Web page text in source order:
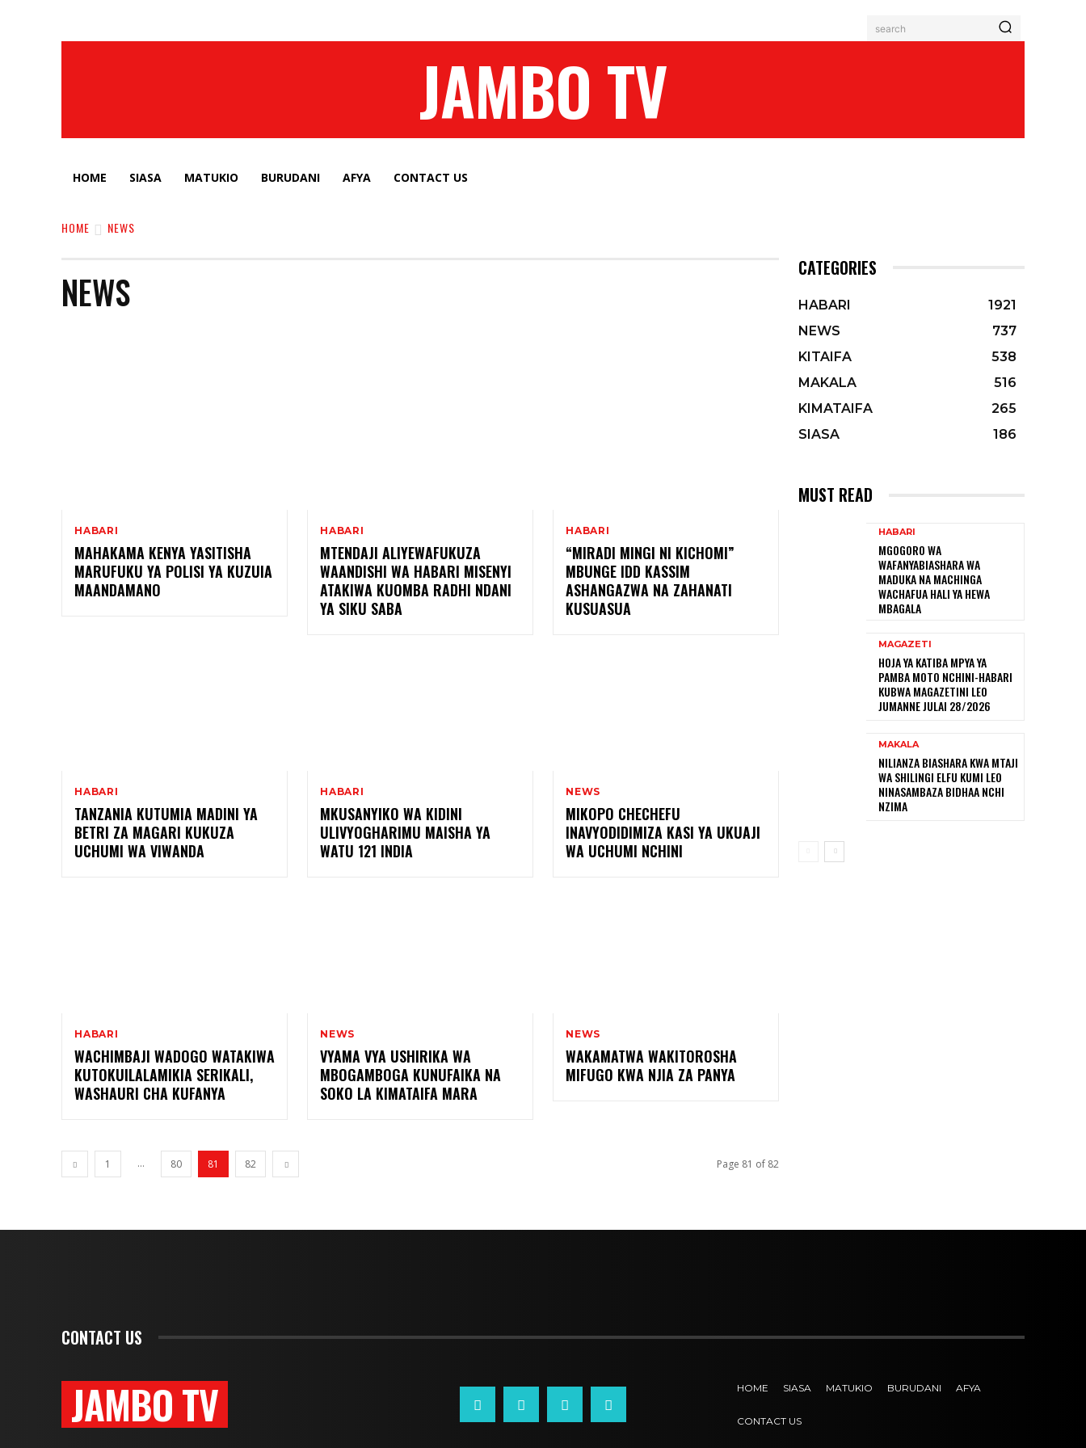
search
JAMBO TV
HOME SIASA MATUKIO BURUDANI AFYA CONTACT US
HOME NEWS
NEWS
HABARI
MAHAKAMA KENYA YASITISHA
MARUFUKU YA POLISI YA KUZUIA
MAANDAMANO
HABARI
MTENDAJI ALIYEWAFUKUZA
WAANDISHI WA HABARI MISENYI
ATAKIWA KUOMBA RADHI NDANI
YA SIKU SABA
HABARI
“MIRADI MINGI NI KICHOMI”
MBUNGE IDD KASSIM
ASHANGAZWA NA ZAHANATI
KUSUASUA
HABARI
TANZANIA KUTUMIA MADINI YA
BETRI ZA MAGARI KUKUZA
UCHUMI WA VIWANDA
HABARI
MKUSANYIKO WA KIDINI
ULIVYOGHARIMU MAISHA YA
WATU 121 INDIA
NEWS
MIKOPO CHECHEFU
INAVYODIDIMIZA KASI YA UKUAJI
WA UCHUMI NCHINI
HABARI
WACHIMBAJI WADOGO WATAKIWA
KUTOKUILALAMIKIA SERIKALI,
WASHAURI CHA KUFANYA
NEWS
VYAMA VYA USHIRIKA WA
MBOGAMBOGA KUNUFAIKA NA
SOKO LA KIMATAIFA MARA
NEWS
WAKAMATWA WAKITOROSHA
MIFUGO KWA NJIA ZA PANYA
1 ... 80 81 82 Page 81 of 82
CATEGORIES
HABARI
1921
NEWS
737
KITAIFA
538
MAKALA
516
KIMATAIFA
265
SIASA
186
MUST READ
HABARI
MGOGORO WA
WAFANYABIASHARA WA
MADUKA NA MACHINGA
WACHAFUA HALI YA HEWA
MBAGALA
MAGAZETI
HOJA YA KATIBA MPYA YA
PAMBA MOTO NCHINI-HABARI
KUBWA MAGAZETINI LEO
JUMANNE JULAI 28/2026
MAKALA
NILIANZA BIASHARA KWA MTAJI
WA SHILINGI ELFU KUMI LEO
NINASAMBAZA BIDHAA NCHI
NZIMA
CONTACT US
JAMBO TV HOME SIASA MATUKIO BURUDANI AFYA
CONTACT US